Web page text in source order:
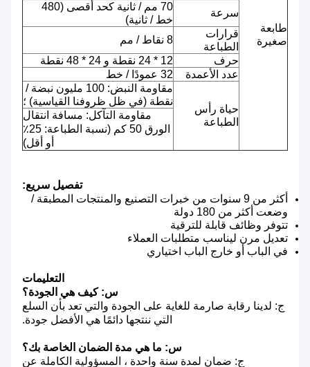
طابعة
صغيرة
سرعة
70 مم / ثانية كحد أقصى (480
خط / ثانية)
قرارات
الطباعة
8 نقاط / مم
حرف
12 * 24 نقطة و 24 * 48 نقطة
عدد الأعمدة
32 عمودًا / خط
حياة رأس
الطباعة
مقاومة النبض: 100 مليون نبضة /
نقطة (في ظل ظروفنا القياسية) ؛
مقاومة التآكل: مسافة انتقال
الورق 50 كم (نسبة الطباعة: 25٪
أو أقل)
تفصيل سريع:
أكثر من 9 سنوات من خبرات التصنيع والمنتجات المطبقة /
وضعت أكثر من 180 دولة
تتوفر وظائف قابلة للترقية
تعديل مرن ليناسب متطلبات العملاء
في الباب أو خارج الباب اختياري
التعليمات
س: كيف هي الجودة؟
ج: لدينا رقابة صارمة للغاية على الجودة والتي تعد بأن السلع
التي ننتجها دائمًا هي الأفضل جودة.
س: ما هي مدة الضمان الخاصة بك؟
ج: ضمان لمدة سنة واحدة ، المسؤولية الكاملة عن